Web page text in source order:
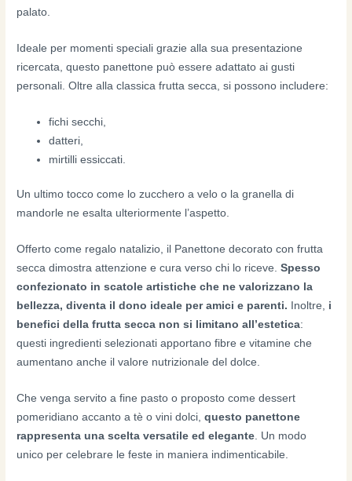
palato.
Ideale per momenti speciali grazie alla sua presentazione
ricercata, questo panettone può essere adattato ai gusti
personali. Oltre alla classica frutta secca, si possono includere:
fichi secchi,
datteri,
mirtilli essiccati.
Un ultimo tocco come lo zucchero a velo o la granella di
mandorle ne esalta ulteriormente l’aspetto.
Offerto come regalo natalizio, il Panettone decorato con frutta
secca dimostra attenzione e cura verso chi lo riceve.Spesso
confezionato in scatole artistiche che ne valorizzano la
bellezza, diventa il dono ideale per amici e parenti. Inoltre, i
benefici della frutta secca non si limitano all’estetica:
questi ingredienti selezionati apportano fibre e vitamine che
aumentano anche il valore nutrizionale del dolce.
Che venga servito a fine pasto o proposto come dessert
pomeridiano accanto a tè o vini dolci,questo panettone
rappresenta una scelta versatile ed elegante . Un modo
unico per celebrare le feste in maniera indimenticabile.